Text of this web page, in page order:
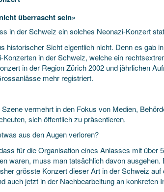
überrascht sein»
in der Schweiz ein solches Neonazi-Konzert
historischer Sicht eigentlich nicht. Denn es gab
in der Schweiz, welche ein
in der Region Zürich 2002 und jährlichen
mehr registriert.
vermehrt in den Fokus von Medien,
sich öffentlich zu präsentieren.
aus den Augen verloren?
für die Organisation eines Anlasses mit über
waren, muss man tatsächlich davon
grösste Konzert dieser Art in der Schweiz
auch jetzt in der Nachbearbeitung an konkreten